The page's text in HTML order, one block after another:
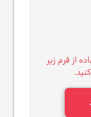
از فرم زیر